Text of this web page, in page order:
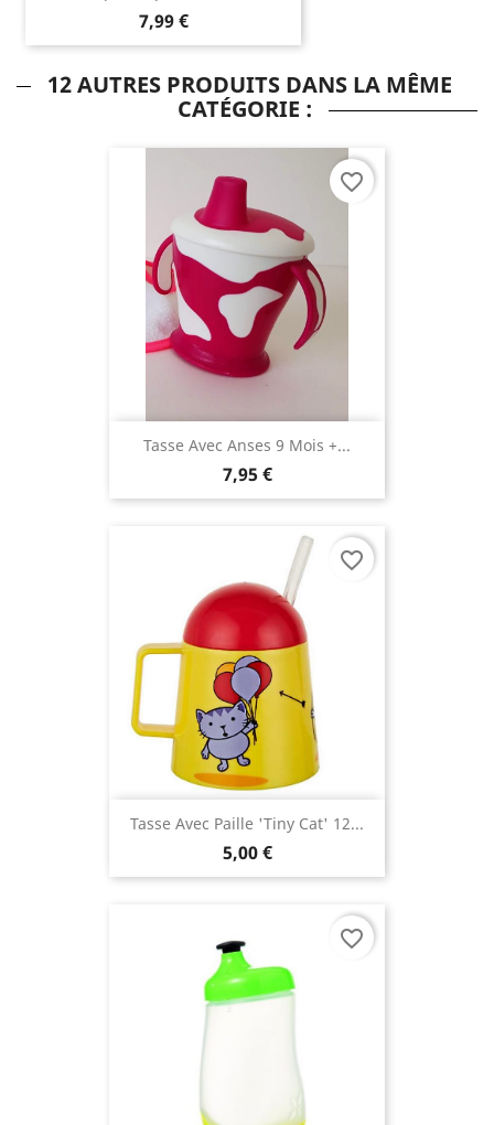
7,99 €
12 AUTRES PRODUITS DANS LA MÊME
CATÉGORIE :
Tasse Avec Anses 9 Mois +...
7,95 €
favorite_border
Tasse Avec Paille 'Tiny Cat' 12...
5,00 €
favorite_border
favorite_border